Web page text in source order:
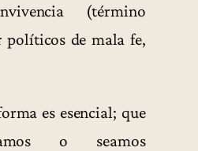
(término
políticos de mala fe,
es esencial; que
o seamos